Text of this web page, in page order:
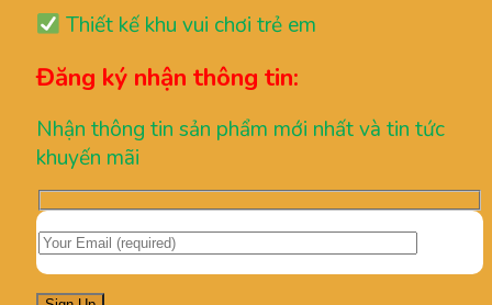
Thiết kế khu vui chơi trẻ em
Đăng ký nhận thông tin:
Nhận thông tin sản phẩm mới nhất và tin tức
khuyến mãi